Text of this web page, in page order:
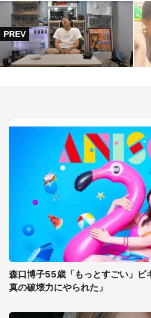
森口博子55歳「もっとすごい」ビ
真の破壊力にやられた」